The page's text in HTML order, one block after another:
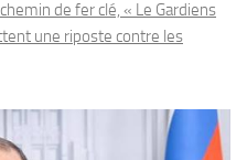
de fer clé, « Le Gardiens
une riposte contre les